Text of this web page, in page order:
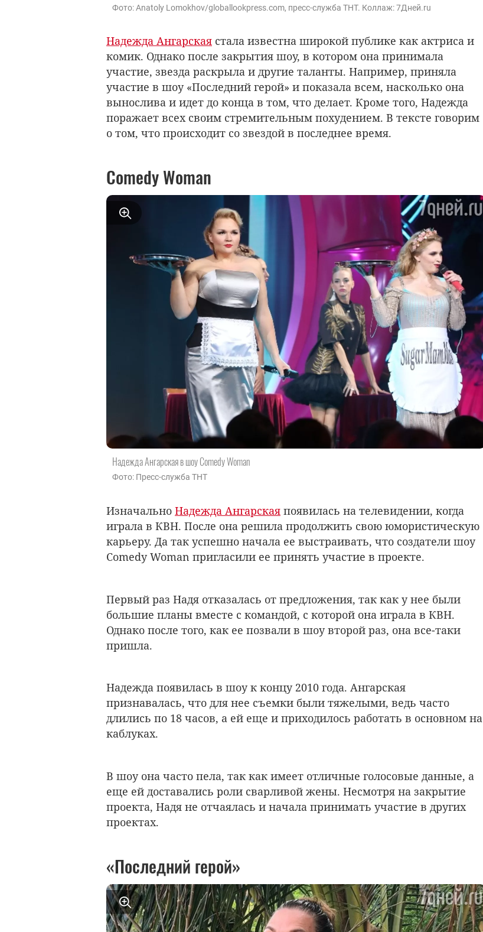
Фото: Anatoly Lomokhov/globallookpress.com, пресс-служба ТНТ. Коллаж: 7Дней.ru
Надежда Ангарская стала известна широкой публике как актриса и
комик. Однако после закрытия шоу, в котором она принимала
участие, звезда раскрыла и другие таланты. Например, приняла
участие в шоу «Последний герой» и показала всем, насколько она
вынослива и идет до конца в том, что делает. Кроме того, Надежда
поражает всех своим стремительным похудением. В тексте говорим
о том, что происходит со звездой в последнее время.
Comedy Woman
Надежда Ангарская в шоу Comedy Woman
Фото: Пресс-служба ТНТ
Изначально Надежда Ангарская появилась на телевидении, когда
играла в КВН. После она решила продолжить свою юмористическую
карьеру. Да так успешно начала ее выстраивать, что создатели шоу
Comedy Woman пригласили ее принять участие в проекте.
Первый раз Надя отказалась от предложения, так как у нее были
большие планы вместе с командой, с которой она играла в КВН.
Однако после того, как ее позвали в шоу второй раз, она все-таки
пришла.
Надежда появилась в шоу к концу 2010 года. Ангарская
признавалась, что для нее съемки были тяжелыми, ведь часто
длились по 18 часов, а ей еще и приходилось работать в основном на
каблуках.
В шоу она часто пела, так как имеет отличные голосовые данные, а
еще ей доставались роли сварливой жены. Несмотря на закрытие
проекта, Надя не отчаялась и начала принимать участие в других
проектах.
«Последний герой»